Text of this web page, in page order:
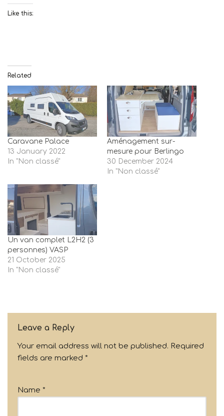
Like this:
Related
Caravane Palace
13 January 2022
In "Non classé"
Aménagement sur-
mesure pour Berlingo
30 December 2024
In "Non classé"
Un van complet L2H2 (3
personnes) VASP
21 October 2025
In "Non classé"
Leave a Reply
Your email address will not be published. Required
fields are marked *
Name *